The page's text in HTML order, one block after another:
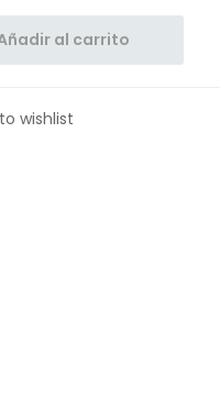
al carrito
wishlist